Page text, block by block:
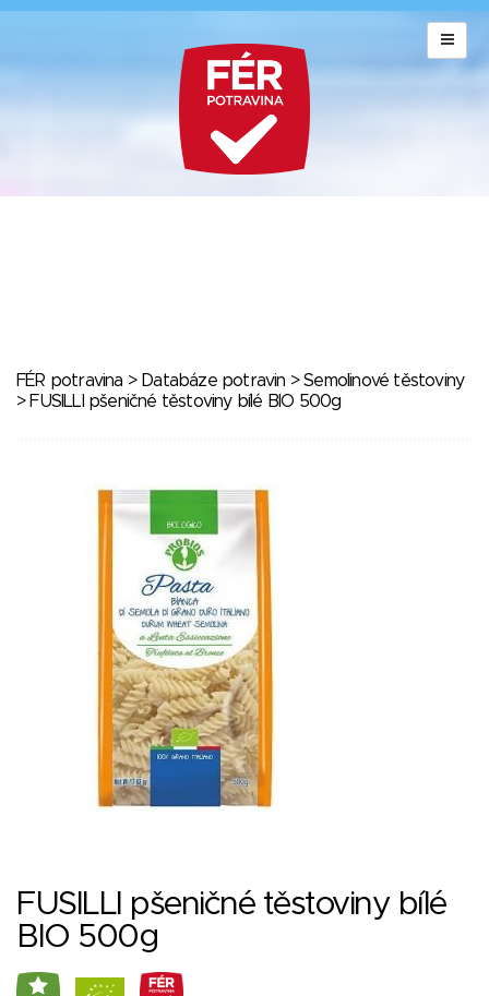
FÉR potravina > Databáze potravin >Semolinové těstoviny
> FUSILLI pšeničné těstoviny bílé BIO 500g
FUSILLI pšeničné těstoviny bílé
BIO 500g